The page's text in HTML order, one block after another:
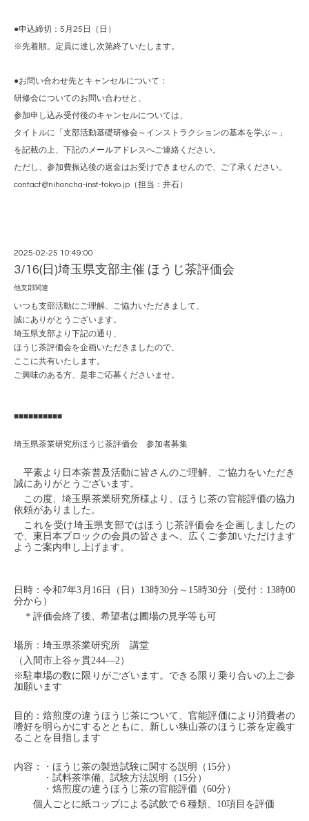
●申込締切：5月25日（日）
※先着順。定員に達し次第終了いたします。
●お問い合わせ先とキャンセルについて：
研修会についてのお問い合わせと、
参加申し込み受付後のキャンセルについては、
タイトルに「支部活動基礎研修会～インストラクションの基本を学ぶ～」
を記載の上、下記のメールアドレスへご連絡ください。
ただし、参加費振込後の返金はお受けできませんので、ご了承ください。
contact@nihoncha-inst-tokyo.jp（担当：井石）
2025-02-25 10:49:00
3/16(日)埼玉県支部主催 ほうじ茶評価会
他支部関連
いつも支部活動にご理解、ご協力いただきまして、
誠にありがとうございます。
埼玉県支部より下記の通り、
ほうじ茶評価会を企画いただきましたので、
ここに共有いたします。
ご興味のある方、是非ご応募くださいませ。
■■■■■■■■■■
埼玉県茶業研究所ほうじ茶評価会 参加者募集
平素より日本茶普及活動に皆さんのご理解、ご協力をいただき
誠にありがとうございます。
この度、埼玉県茶業研究所様より、ほうじ茶の官能評価の協力
依頼がありました。
これを受け埼玉県支部ではほうじ茶評価会を企画しましたの
で、東日本ブロックの会員の皆さまへ、広くご参加いただけます
ようご案内申し上げます。
日時：令和7年3月16日（日）13時30分～15時30分（受付：13時00
分から）
＊評価会終了後、希望者は圃場の見学等も可
場所：埼玉県茶業研究所 講堂
（入間市上谷ヶ貫244—2）
※駐車場の数に限りがございます。できる限り乗り合いの上ご参
加願います
目的：焙煎度の違うほうじ茶について、官能評価により消費者の
嗜好を明らかにするとともに、新しい狭山茶のほうじ茶を定義す
ることを目指します
内容：・ほうじ茶の製造試験に関する説明（15分）
・試料茶準備、試験方法説明（15分）
・焙煎度の違うほうじ茶の官能評価（60分）
個人ごとに紙コップによる試飲で６種類、10項目を評価